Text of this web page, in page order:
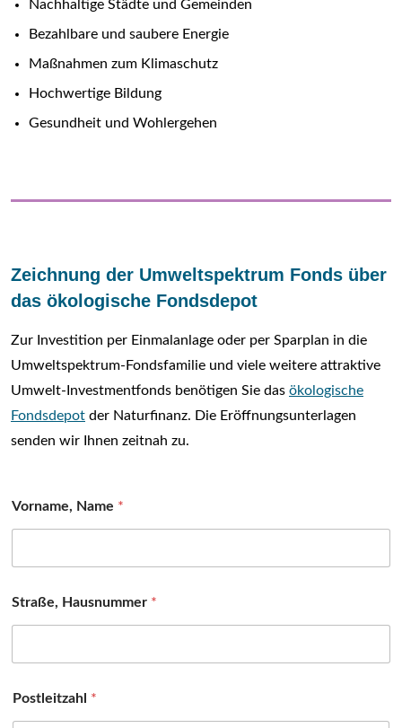
Nachhaltige Städte und Gemeinden
Bezahlbare und saubere Energie
Maßnahmen zum Klimaschutz
Hochwertige Bildung
Gesundheit und Wohlergehen
Zeichnung der Umweltspektrum Fonds über
das ökologische Fondsdepot
Zur Investition per Einmalanlage oder per Sparplan in die
Umweltspektrum-Fondsfamilie und viele weitere attraktive
Umwelt-Investmentfonds benötigen Sie das ökologische
Fondsdepot der Naturfinanz. Die Eröffnungsunterlagen
senden wir Ihnen zeitnah zu.
Vorname, Name *
Straße, Hausnummer *
Postleitzahl *